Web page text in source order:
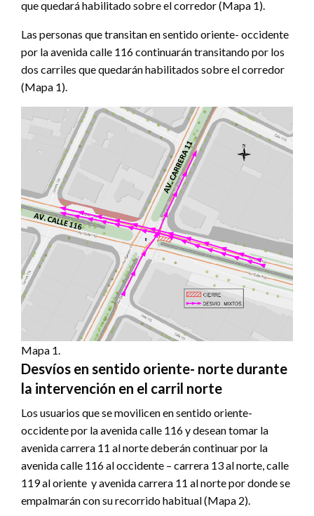
que quedará habilitado sobre el corredor (Mapa 1).
Las personas que transitan en sentido oriente- occidente
por la avenida calle 116 continuarán transitando por los
dos carriles que quedarán habilitados sobre el corredor
(Mapa 1).
Mapa 1.
Desvíos en sentido oriente- norte durante
la intervención en el carril norte
Los usuarios que se movilicen en sentido oriente-
occidente por la avenida calle 116 y desean tomar la
avenida carrera 11 al norte deberán continuar por la
avenida calle 116 al occidente – carrera 13 al norte, calle
119 al oriente y avenida carrera 11 al norte por donde se
empalmarán con su recorrido habitual (Mapa 2).